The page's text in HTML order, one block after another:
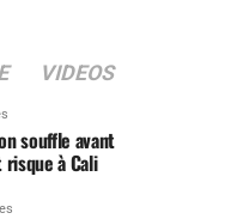
VIDEOS
souffle avant
à Cali